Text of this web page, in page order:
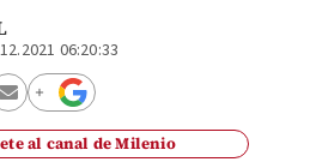
06:20:33
al canal de Milenio